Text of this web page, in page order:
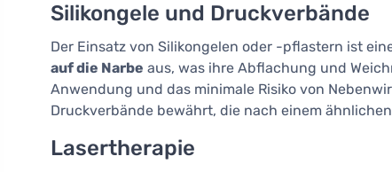
Silikongele und Druckverbände
Der Einsatz von Silikongelen oder -pflastern ist
auf die Narbe aus, was ihre Abflachung und
Anwendung und das minimale Risiko von
Druckverbände bewährt, die nach einem
Lasertherapie